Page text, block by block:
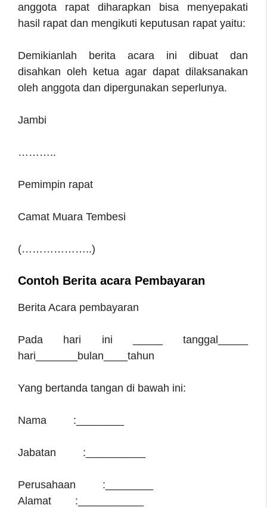
anggota rapat diharapkan bisa menyepakati
hasil rapat dan mengikuti keputusan rapat yaitu:
Demikianlah berita acara ini dibuat dan
disahkan oleh ketua agar dapat dilaksanakan
oleh anggota dan dipergunakan seperlunya.
Jambi
………..
Pemimpin rapat
Camat Muara Tembesi
(………………..)
Contoh Berita acara Pembayaran
Berita Acara pembayaran
Pada hari ini _____ tanggal_____
hari_______bulan____tahun
Yang bertanda tangan di bawah ini:
Nama :________
Jabatan :__________
Perusahaan :________
Alamat :___________